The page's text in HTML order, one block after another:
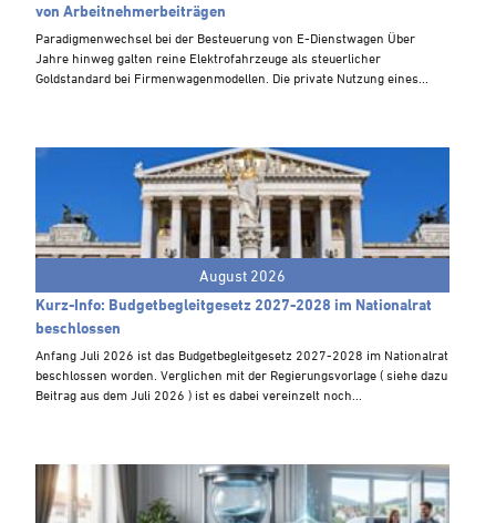
Steuern A-Z
Videoarchiv
von Arbeitnehmer​­beiträgen
Paradigmenwechsel bei der Besteuerung von E-Dienstwagen Über
Jahre hinweg galten reine Elektrofahrzeuge als steuerlicher
Goldstandard bei Firmenwagenmodellen. Die private Nutzung eines...
August 2026
Kurz-Info: Budgetbegleitgesetz 2027-2028 im Nationalrat
beschlossen
Anfang Juli 2026 ist das Budgetbegleitgesetz 2027-2028 im Nationalrat
beschlossen worden. Verglichen mit der Regierungsvorlage ( siehe dazu
Beitrag aus dem Juli 2026 ) ist es dabei vereinzelt noch...